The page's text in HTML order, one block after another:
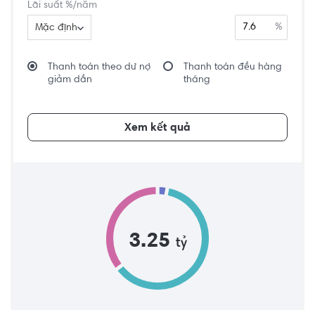
Lãi suất %/năm
Mặc định %
Thanh toán theo dư nợ
giảm dần
Thanh toán đều hàng
tháng
Xem kết quả
3.25 tỷ